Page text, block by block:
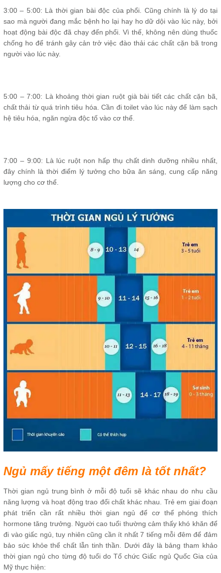
3:00 – 5:00: Là thời gian bài độc của phổi. Cũng chính là lý do tại
sao mà người đang mắc bệnh ho lại hay ho dữ dội vào lúc này, bởi
hoạt động bài độc đã chạy đến phổi. Vì thế, không nên dùng thuốc
chống ho để tránh gây cản trở việc đào thải các chất cặn bã trong
người vào lúc này.
5:00 – 7:00: Là khoảng thời gian ruột già bài tiết các chất cặn bã,
chất thải từ quá trình tiêu hóa. Cần đi toilet vào lúc này để làm sạch
hệ tiêu hóa, ngăn ngừa độc tố vào cơ thể.
7:00 – 9:00: Là lúc ruột non hấp thụ chất dinh dưỡng nhiều nhất,
đây chính là thời điểm lý tưởng cho bữa ăn sáng, cung cấp năng
lượng cho cơ thể.
Ngủ mấy tiếng một đêm là tốt nhất?
Thời gian ngủ trung bình ở mỗi độ tuổi sẽ khác nhau do nhu cầu
năng lượng và hoạt động trao đổi chất khác nhau. Trẻ em giai đoạn
phát triển cần rất nhiều thời gian ngủ để cơ thể phóng thích
hormone tăng trưởng. Người cao tuổi thường cảm thấy khó khăn để
đi vào giấc ngủ, tuy nhiên cũng cần ít nhất 7 tiếng mỗi đêm để đảm
bảo sức khỏe thể chất lẫn tinh thần. Dưới đây là bảng tham khảo
thời gian ngủ cho từng độ tuổi do Tổ chức Giấc ngủ Quốc Gia của
Mỹ thực hiện: